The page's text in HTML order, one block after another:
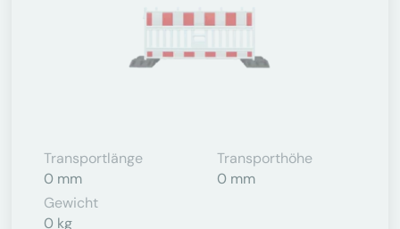
Transportlänge
0 mm
Transporthöhe
0 mm
Gewicht
0 kg